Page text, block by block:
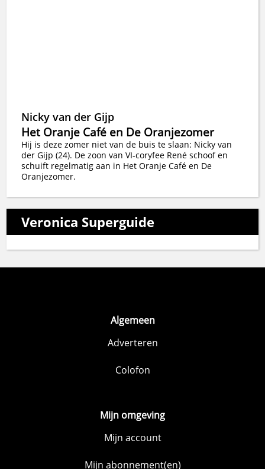
Nicky van der Gijp
Het Oranje Café en De Oranjezomer
Hij is deze zomer niet van de buis te slaan: Nicky van
der Gijp (24). De zoon van VI-coryfee René schoof en
schuift regelmatig aan in Het Oranje Café en De
Oranjezomer.
Veronica Superguide
Algemeen
Adverteren
Colofon
Mijn omgeving
Mijn account
Mijn abonnement(en)